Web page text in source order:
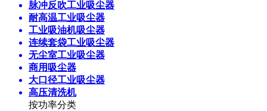
脉冲反吹工业吸尘器
耐高温工业吸尘器
工业吸油机吸尘器
连续套袋工业吸尘器
无尘室工业吸尘器
商用吸尘器
大口径工业吸尘器
高压清洗机
按功率分类